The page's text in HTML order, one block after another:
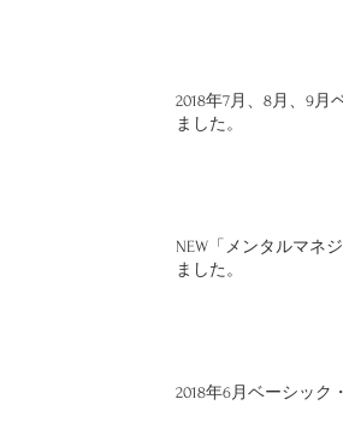
2018年7月、8月、9月
ました。
NEW「メンタルマネ
ました。
2018年6月ベーシック